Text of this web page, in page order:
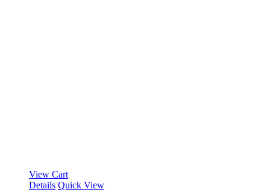
View Cart
Details Quick View